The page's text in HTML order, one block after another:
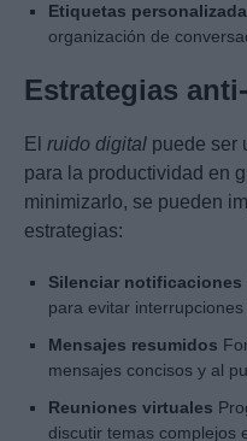
Etiquetas
organización de
Estrategias
El ruido digital puede ser
para la productividad en
minimizarlo, se pueden
estrategias:
Silenciar notificaciones
para evitar
Mensajes resumidos
mensajes concisos y al
Reuniones virtuales
discutir temas complejos